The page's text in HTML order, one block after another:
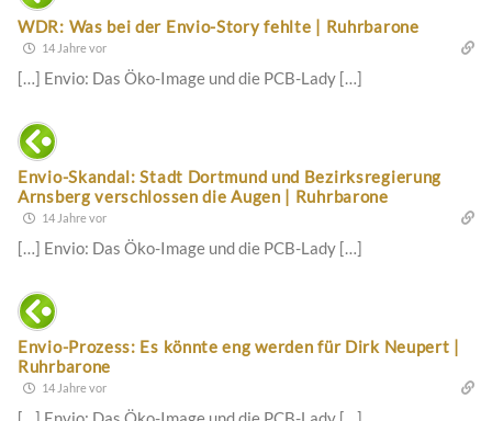
WDR: Was bei der Envio-Story fehlte | Ruhrbarone
14 Jahre vor
[…] Envio: Das Öko-Image und die PCB-Lady […]
Envio-Skandal: Stadt Dortmund und Bezirksregierung
Arnsberg verschlossen die Augen | Ruhrbarone
14 Jahre vor
[…] Envio: Das Öko-Image und die PCB-Lady […]
Envio-Prozess: Es könnte eng werden für Dirk Neupert |
Ruhrbarone
14 Jahre vor